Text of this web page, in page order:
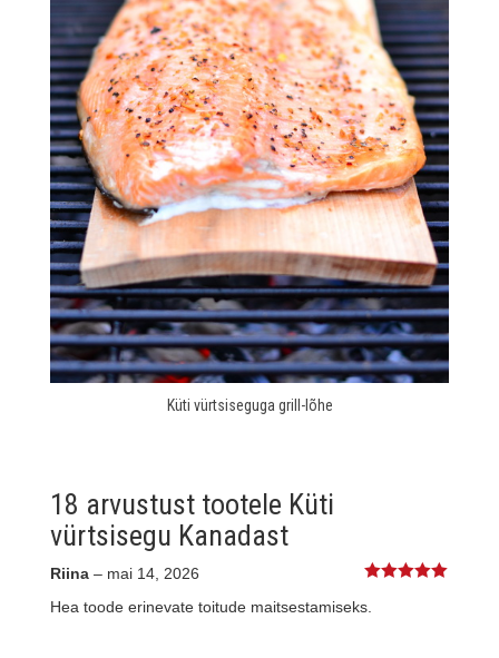
Küti vürtsiseguga grill-lõhe
18 arvustust tootele Küti
vürtsisegu Kanadast
Riina – mai 14, 2026
Hea toode erinevate toitude maitsestamiseks.